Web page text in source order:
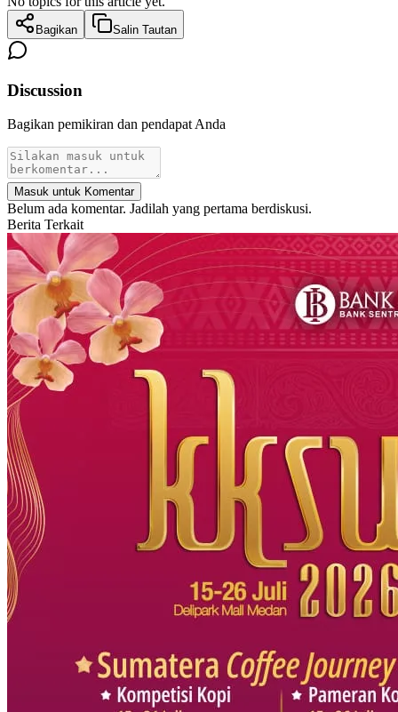
Bagikan Salin Tautan
Discussion
Bagikan pemikiran dan pendapat Anda
Masuk untuk Komentar
Belum ada komentar. Jadilah yang pertama berdiskusi.
Berita Terkait